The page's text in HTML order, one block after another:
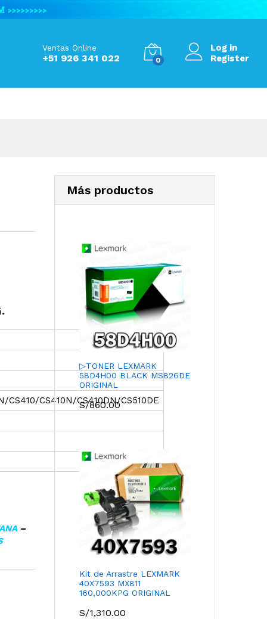
Ventas Online
+51 926 341 022 0
Log in
Register
CS410/CS410N/CS410DN/CS510DE
–
Más productos
▷TONER LEXMARK
58D4H00 BLACK MS826DE
ORIGINAL
S/860.00
Kit de Arrastre LEXMARK
40X7593 MX811
160,000KPG ORIGINAL
S/1,310.00